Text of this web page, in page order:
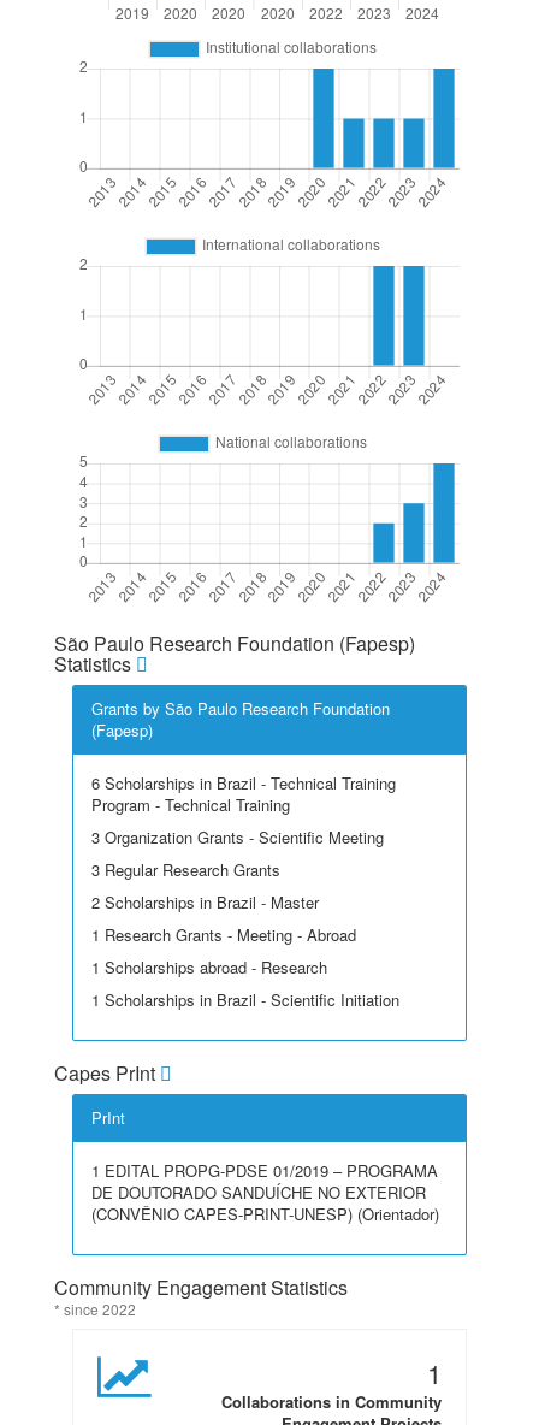
São Paulo Research Foundation (Fapesp)
Statistics
Grants by São Paulo Research Foundation
(Fapesp)
6 Scholarships in Brazil - Technical Training
Program - Technical Training
3 Organization Grants - Scientific Meeting
3 Regular Research Grants
2 Scholarships in Brazil - Master
1 Research Grants - Meeting - Abroad
1 Scholarships abroad - Research
1 Scholarships in Brazil - Scientific Initiation
Capes PrInt
PrInt
1 EDITAL PROPG-PDSE 01/2019 – PROGRAMA
DE DOUTORADO SANDUÍCHE NO EXTERIOR
(CONVÊNIO CAPES-PRINT-UNESP) (Orientador)
Community Engagement Statistics
* since 2022
1
Collaborations in Community